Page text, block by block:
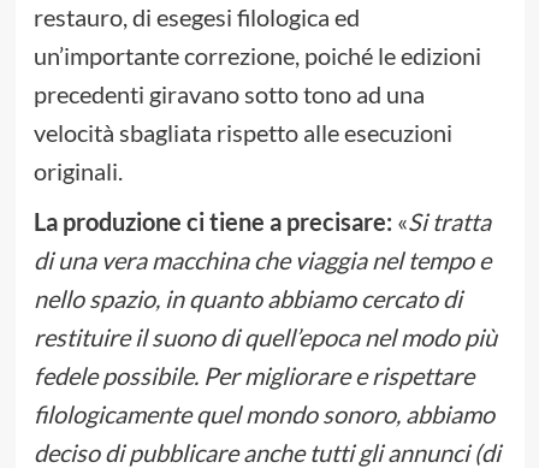
restauro, di esegesi filologica ed
un’importante correzione, poiché le edizioni
precedenti giravano sotto tono ad una
velocità sbagliata rispetto alle esecuzioni
originali.
La produzione ci tiene a precisare: «Si tratta
di una vera macchina che viaggia nel tempo e
nello spazio, in quanto abbiamo cercato di
restituire il suono di quell’epoca nel modo più
fedele possibile. Per migliorare e rispettare
filologicamente quel mondo sonoro, abbiamo
deciso di pubblicare anche tutti gli annunci (di